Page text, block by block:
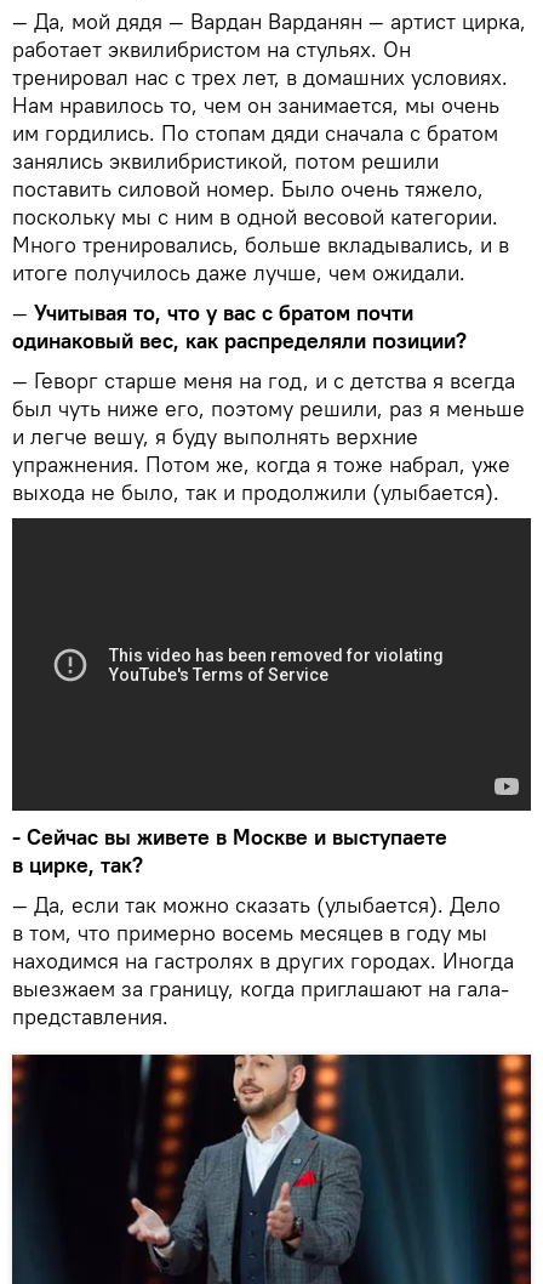
— Да, мой дядя — Вардан Варданян — артист цирка,
работает эквилибристом на стульях. Он
тренировал нас с трех лет, в домашних условиях.
Нам нравилось то, чем он занимается, мы очень
им гордились. По стопам дяди сначала с братом
занялись эквилибристикой, потом решили
поставить силовой номер. Было очень тяжело,
поскольку мы с ним в одной весовой категории.
Много тренировались, больше вкладывались, и в
итоге получилось даже лучше, чем ожидали.
— Учитывая то, что у вас с братом почти
одинаковый вес, как распределяли позиции?
— Геворг старше меня на год, и с детства я всегда
был чуть ниже его, поэтому решили, раз я меньше
и легче вешу, я буду выполнять верхние
упражнения. Потом же, когда я тоже набрал, уже
выхода не было, так и продолжили (улыбается).
- Сейчас вы живете в Москве и выступаете
в цирке, так?
— Да, если так можно сказать (улыбается). Дело
в том, что примерно восемь месяцев в году мы
находимся на гастролях в других городах. Иногда
выезжаем за границу, когда приглашают на гала-
представления.